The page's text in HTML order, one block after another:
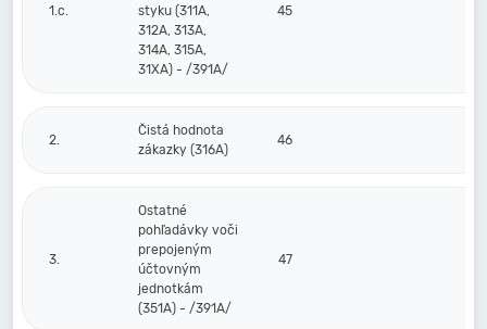
1.c.
styku (311A,
312A, 313A,
314A, 315A,
31XA) - /391A/
45
2.
Čistá hodnota
zákazky (316A)
46
3.
Ostatné
pohľadávky voči
prepojeným
účtovným
jednotkám
(351A) - /391A/
47